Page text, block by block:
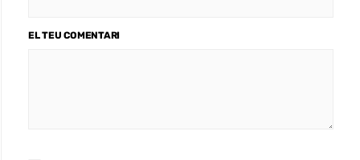
EL TEU COMENTARI